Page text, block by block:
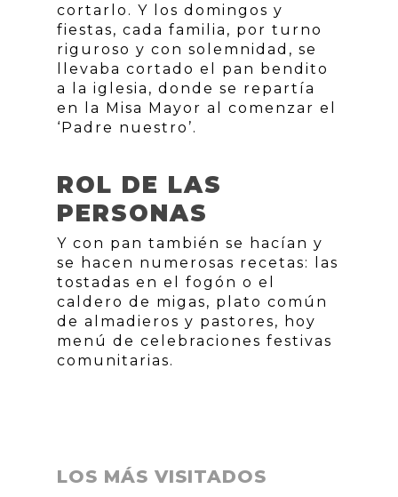
cortarlo. Y los domingos y
fiestas, cada familia, por turno
riguroso y con solemnidad, se
llevaba cortado el pan bendito
a la iglesia, donde se repartía
en la Misa Mayor al comenzar el
‘Padre nuestro’.
ROL DE LAS
PERSONAS
Y con pan también se hacían y
se hacen numerosas recetas: las
tostadas en el fogón o el
caldero de migas, plato común
de almadieros y pastores, hoy
menú de celebraciones festivas
comunitarias.
LOS MÁS VISITADOS